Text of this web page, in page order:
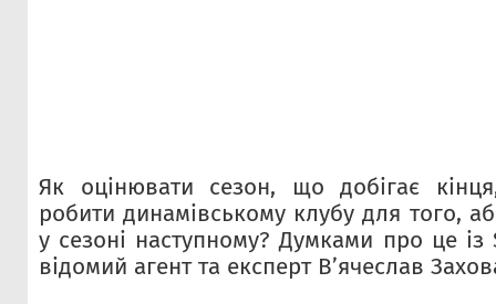
Як оцінювати сезон, що добігає
робити динамівському клубу для того,
у сезоні наступному? Думками про це із
відомий агент та експерт В’ячеслав